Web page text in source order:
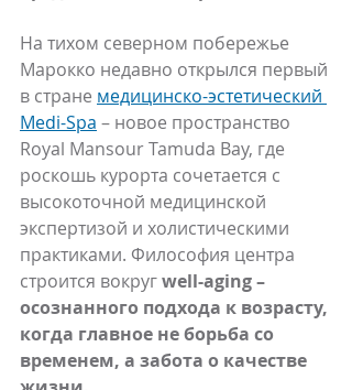
На тихом северном побережье
Марокко недавно открылся первый
в стране медицинско-эстетический
Medi-Spa – новое пространство
Royal Mansour Tamuda Bay, где
роскошь курорта сочетается с
высокоточной медицинской
экспертизой и холистическими
практиками. Философия центра
строится вокруг well-aging –
осознанного подхода к возрасту,
когда главное не борьба со
временем, а забота о качестве